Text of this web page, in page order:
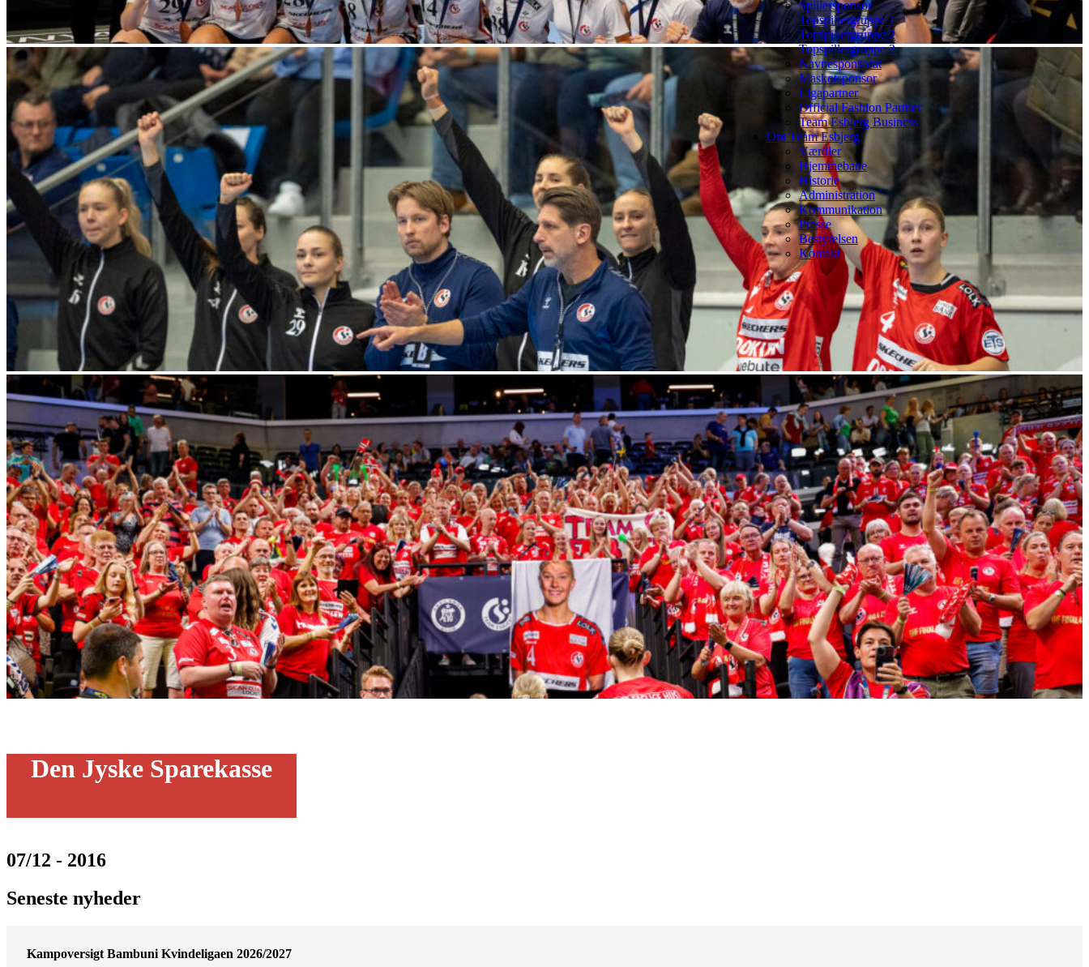
Spillersponsor
Topspillergruppe 1
Topspillergruppe 2
Topspillergruppe 3
Navnesponsorat
Maskotsponsor
Ligapartner
Official Fashion Partner
Team Esbjerg Business
Om Team Esbjerg
Værdier
Hjemmebane
Historie
Administration
Kommunikation
Presse
Bestyrelsen
Kontakt
Den Jyske Sparekasse
07/12 - 2016
Seneste nyheder
Kampoversigt Bambuni Kvindeligaen 2026/2027